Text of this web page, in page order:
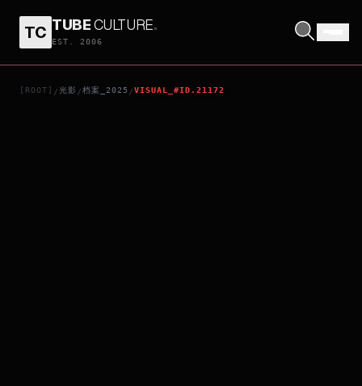
TC TUBECULTURE.
EST. 2006
[ROOT] /光影 /档案_2025 /VISUAL_#ID.21172
IN-I IN MOTION